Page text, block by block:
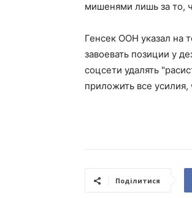
мишенями лишь за то,
Генсек ООН указал на
завоевать позиции у
соцсети удалять
приложить все
Поділитися